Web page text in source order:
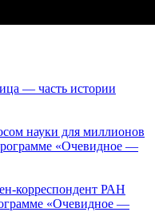
— часть истории
науки для миллионов
«Очевидное —
корреспондент РАН
«Очевидное —